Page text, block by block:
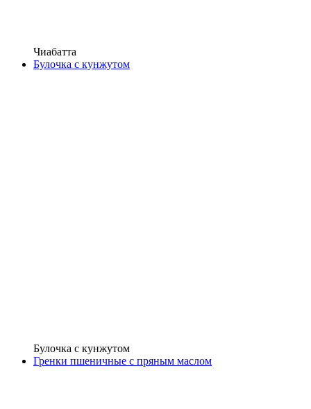
Чиабатта
Булочка с кунжутом
Булочка с кунжутом
Гренки пшеничные с пряным маслом